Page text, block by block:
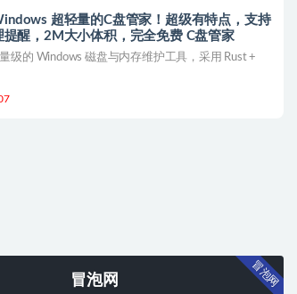
超轻量的C盘管家！超级有特点，支持
提醒，2M大小体积，完全免费 C盘管家
级的 Windows 磁盘与内存维护工具，采用 Rust +
冒泡网 冒泡网